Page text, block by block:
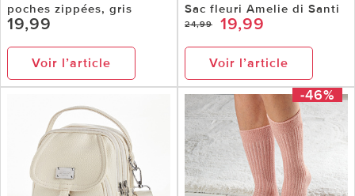
poches zippées, gris
19,99
Voir l’article
Sac fleuri Amelie di Santi
24,99 19,99
Voir l’article
-46%